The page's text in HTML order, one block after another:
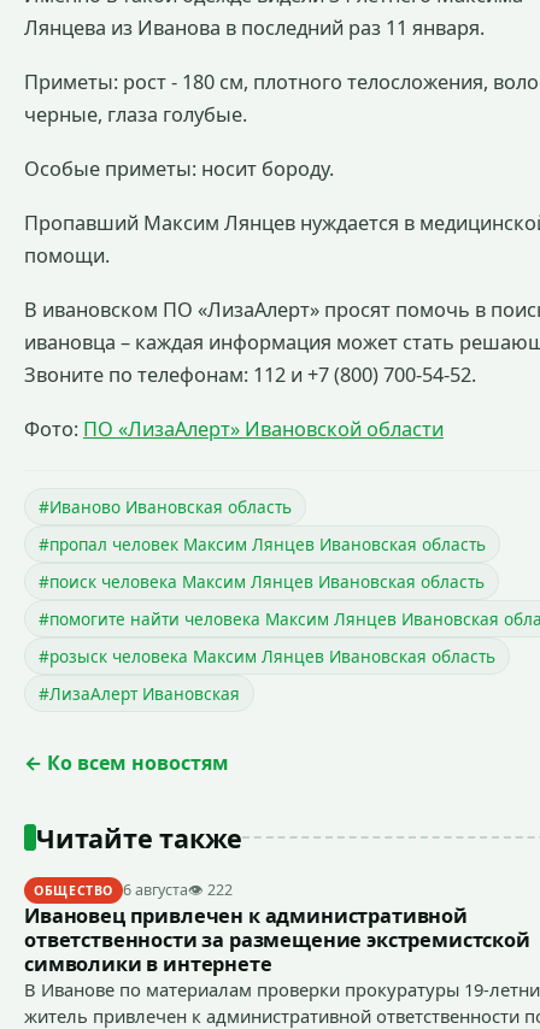
Лянцева из Иванова в последний раз 11 января.
Приметы: рост - 180 см, плотного телосложения,
черные, глаза голубые.
Особые приметы: носит бороду.
Пропавший Максим Лянцев нуждается в
помощи.
В ивановском ПО «ЛизаАлерт» просят помочь в
ивановца – каждая информация может стать
Звоните по телефонам: 112 и +7 (800) 700-54-52.
Фото: ПО «ЛизаАлерт» Ивановской области
#Иваново Ивановская область
#пропал человек Максим Лянцев Ивановская область
#поиск человека Максим Лянцев Ивановская область
#помогите найти человека Максим Лянцев Ивановская
#розыск человека Максим Лянцев Ивановская область
#ЛизаАлерт Ивановская
← Ко всем новостям
Читайте также
ОБЩЕСТВО 6 августа👁 222
Ивановец привлечен к административной
ответственности за размещение экстремистской
символики в интернете
В Иванове по материалам проверки прокуратуры 19-
житель привлечен к административной ответственности